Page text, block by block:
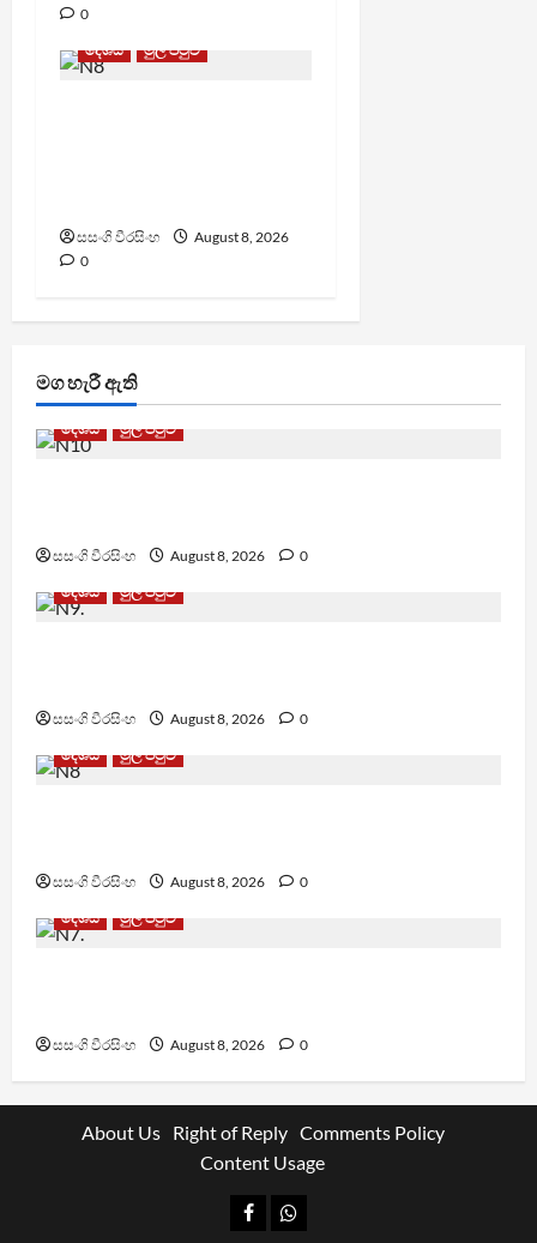
0
දේශීය
මුල් පිටුව
සසංගි වීරසිංහ
August 8, 2026
0
මග හැරී ඇති
දේශීය මුල් පිටුව
සසංගි වීරසිංහ August 8, 2026
0
දේශීය
මුල් පිටුව
සසංගි වීරසිංහ August 8, 2026
0
දේශීය
මුල් පිටුව
සසංගි වීරසිංහ August 8, 2026
0
දේශීය
මුල් පිටුව
සසංගි වීරසිංහ August 8, 2026 0
About Us Right of Reply Comments Policy
Content Usage
FacebookWhatsapp